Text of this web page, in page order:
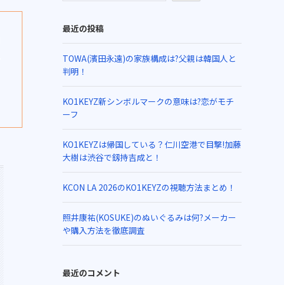
最近の投稿
TOWA(濱田永遠)の家族構成は?父親は韓国人と
判明！
KO1KEYZ新シンボルマークの意味は?恋がモチ
ーフ
KO1KEYZは帰国している？仁川空港で目撃!加藤
大樹は渋谷で釼持吉成と！
KCON LA 2026のKO1KEYZの視聴方法まとめ！
照井康祐(KOSUKE)のぬいぐるみは何?メーカー
や購入方法を徹底調査
最近のコメント